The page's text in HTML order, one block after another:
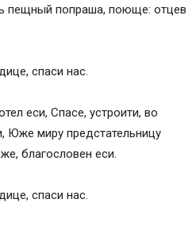
пещный попрaша, поюще: отцев
спаси нас.
еси, Спaсе, устроити, во
Юже миру предстaтельницу
благословен еси.
спаси нас.